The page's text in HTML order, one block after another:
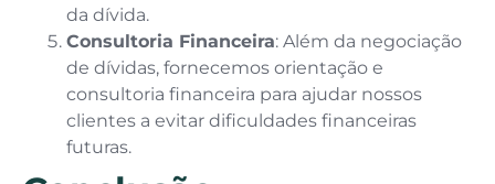
da dívida.
Consultoria Financeira: Além da negociação
de dívidas, fornecemos orientação e
consultoria financeira para ajudar nossos
clientes a evitar dificuldades financeiras
futuras.